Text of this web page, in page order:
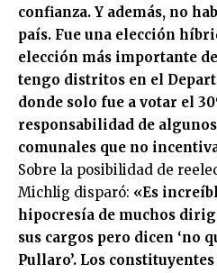
confianza. Y además, no
país. Fue una elección
elección más importante
tengo distritos en el
donde solo fue a votar el
responsabilidad de
comunales que no
Sobre la posibilidad de
Michlig disparó: «Es
hipocresía de muchos
sus cargos pero dicen ‘no
Pullaro’. Los